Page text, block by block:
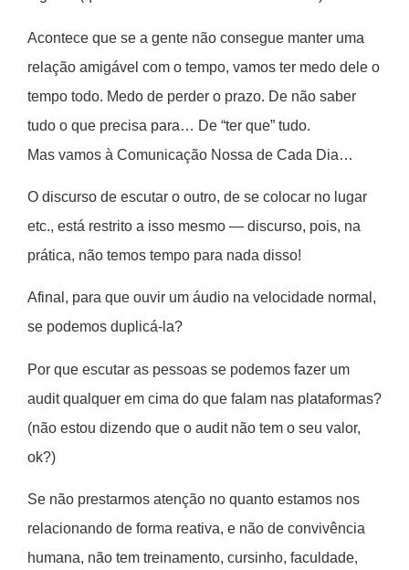
Acontece que se a gente não consegue manter uma
relação amigável com o tempo, vamos ter medo dele o
tempo todo. Medo de perder o prazo. De não saber
tudo o que precisa para… De “ter que” tudo.
Mas vamos à Comunicação Nossa de Cada Dia…
O discurso de escutar o outro, de se colocar no lugar
etc., está restrito a isso mesmo — discurso, pois, na
prática, não temos tempo para nada disso!
Afinal, para que ouvir um áudio na velocidade normal,
se podemos duplicá-la?
Por que escutar as pessoas se podemos fazer um
audit qualquer em cima do que falam nas plataformas?
(não estou dizendo que o audit não tem o seu valor,
ok?)
Se não prestarmos atenção no quanto estamos nos
relacionando de forma reativa, e não de convivência
humana, não tem treinamento, cursinho, faculdade,